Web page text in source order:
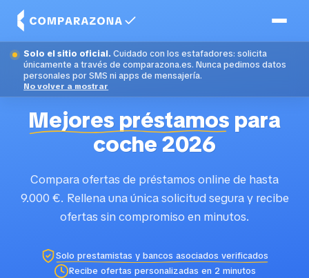
Solo el sitio oficial. Cuidado con los estafadores: solicita
únicamente a través de comparazona.es. Nunca pedimos datos
personales por SMS ni apps de mensajería.
No volver a mostrar
Mejores préstamospara
coche 2026
Compara ofertas de préstamos online de hasta
9.000 €. Rellena una única solicitud segura y recibe
ofertas sin compromiso en minutos.
Solo prestamistas y bancos asociados verificados
Recibe ofertas personalizadas en 2 minutos